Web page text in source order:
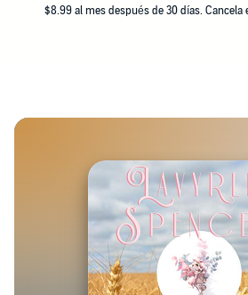
$8.99 al mes después de 30 días. Cancela